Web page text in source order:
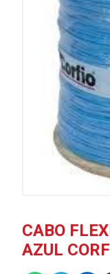
CABO
AZUL